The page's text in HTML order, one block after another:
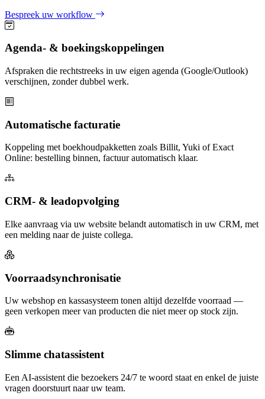
Bespreek uw workflow
Agenda- & boekingskoppelingen
Afspraken die rechtstreeks in uw eigen agenda (Google/Outlook)
verschijnen, zonder dubbel werk.
Automatische facturatie
Koppeling met boekhoudpakketten zoals Billit, Yuki of Exact
Online: bestelling binnen, factuur automatisch klaar.
CRM- & leadopvolging
Elke aanvraag via uw website belandt automatisch in uw CRM, met
een melding naar de juiste collega.
Voorraadsynchronisatie
Uw webshop en kassasysteem tonen altijd dezelfde voorraad —
geen verkopen meer van producten die niet meer op stock zijn.
Slimme chatassistent
Een AI-assistent die bezoekers 24/7 te woord staat en enkel de juiste
vragen doorstuurt naar uw team.